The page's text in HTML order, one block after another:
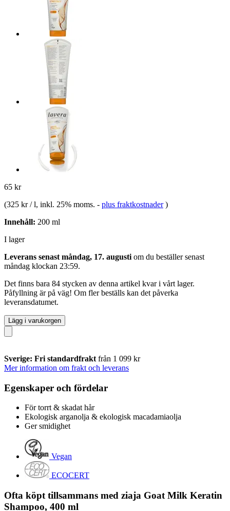
65 kr
(325 kr / l, inkl. 25% moms. - plus fraktkostnader )
Innehåll: 200 ml
I lager
Leverans senast måndag, 17. augusti om du beställer senast
måndag klockan 23:59.
Det finns bara 84 stycken av denna artikel kvar i vårt lager.
Påfyllning är på väg! Om fler beställs kan det påverka
leveransdatumet.
Lägg i varukorgen
Sverige: Fri standardfrakt från 1 099 kr
Mer information om frakt och leverans
Egenskaper och fördelar
För torrt & skadat hår
Ekologisk arganolja & ekologisk macadamiaolja
Ger smidighet
Vegan
ECOCERT
Ofta köpt tillsammans med ziaja Goat Milk Keratin
Shampoo, 400 ml